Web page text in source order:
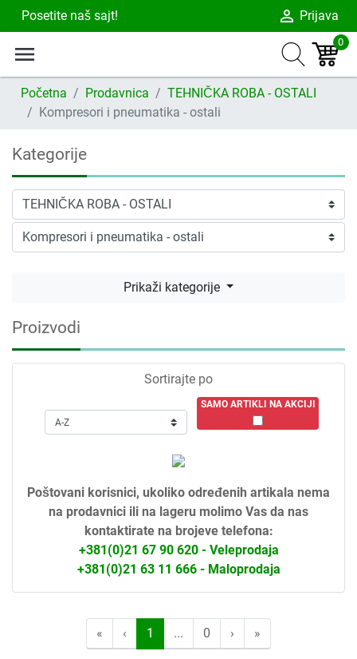
Posetite naš sajt! person_outline Prijava
menu 0
Početna Prodavnica
TEHNIČKA ROBA - OSTALI
Kompresori i pneumatika - ostali
Kategorije
Prikaži kategorije
Proizvodi
Sortirajte po
SAMO ARTIKLI NA AKCIJI
Poštovani korisnici, ukoliko određenih artikala nema
na prodavnici ili na lageru molimo Vas da nas
kontaktirate na brojeve telefona:
+381(0)21 67 90 620 - Veleprodaja
+381(0)21 63 11 666 - Maloprodaja
« ‹ 1 ... 0 › »